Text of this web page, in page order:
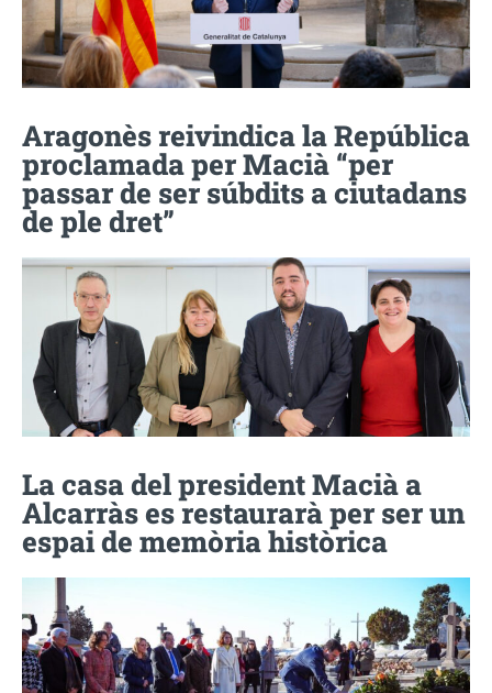
Aragonès reivindica la República
proclamada per Macià “per
passar de ser súbdits a ciutadans
de ple dret”
La casa del president Macià a
Alcarràs es restaurarà per ser un
espai de memòria històrica